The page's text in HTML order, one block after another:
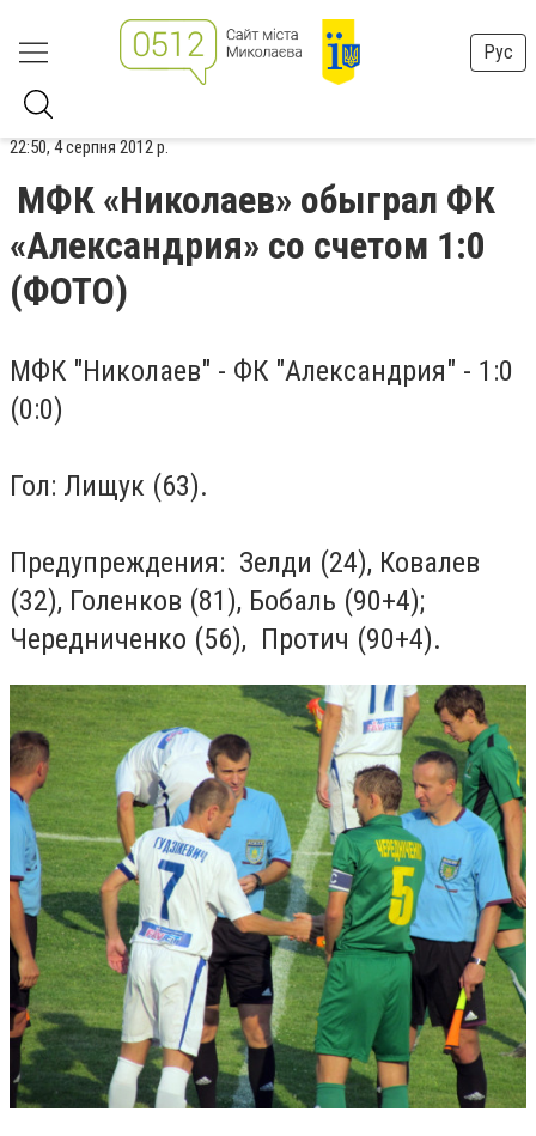
Рус
22:50, 4 серпня 2012 р.
МФК «Николаев» обыграл ФК
«Александрия» со счетом 1:0
(ФОТО)
МФК "Николаев" - ФК "Александрия" - 1:0
(0:0)
Гол: Лищук (63).
Предупреждения: Зелди (24), Ковалев
(32), Голенков (81), Бобаль (90+4);
Чередниченко (56), Протич (90+4).